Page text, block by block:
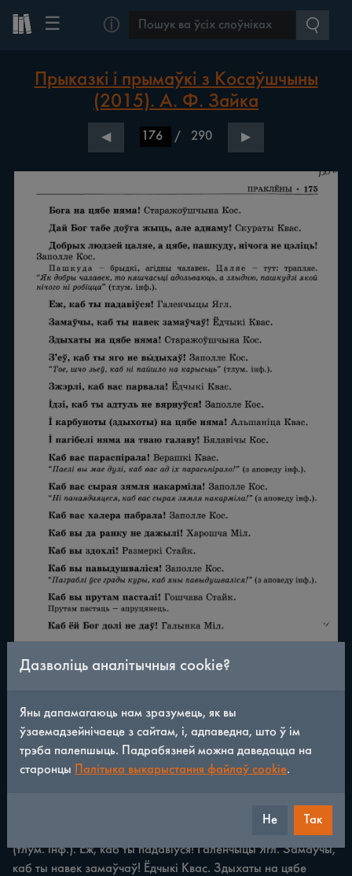
☰ ⓘ
Прыказкі і прымаўкі з Косаўшчыны
(2015). А. Ф. Зайка
◀ / 290 ▶
◀ / 290 ▶
ПРАКЛЁНЫ 175 Бога на цябе няма! Старажоўшчына Кос.
Дай Бог табе доўга жыць, але аднаму! Скураты Квас.
Добрых людзей цаляе, а цябе, пашкуду, нічога не цэліць!
Заполле Кос. Па шкуда — брыдкі, агідны чалавек. Цаляе
— тут: трапляе. "Як добры чалавек, то няшчасьці
(тлум. інф.). Еж, каб ты падавіўся! Галенчыцы Ягл. Замаўчы,
каб ты навек замаўчаў! Ёдчыкі Квас. Здыхаты на цябе
Дазволіць аналітычныя cookie?
Яны дапамагаюць нам зразумець, як вы
ўзаемадзейнічаеце з сайтам, і, адпаведна, што ў ім
трэба палепшыць. Падрабязней можна даведацца на
старонцы
Палітыка выкарыстання файлаў cookie.
Не Так